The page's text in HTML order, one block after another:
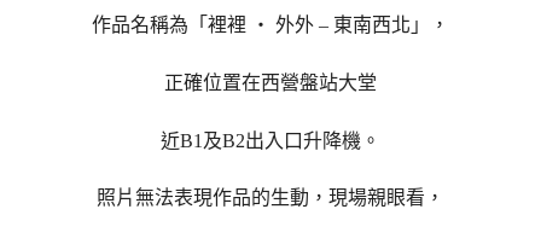
作品名稱為「裡裡 ‧ 外外 – 東南西北」，
正確位置在西營盤站大堂
近B1及B2出入口升降機。
照片無法表現作品的生動，現場親眼看，